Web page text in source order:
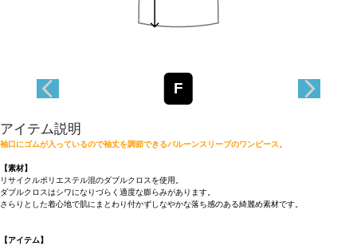
F
アイテム説明
袖口にゴムが入っているので袖丈を調節できるバルーンスリーブのワンピース。
【素材】
リサイクルポリエステル混のダブルクロスを使用。
ダブルクロスはシワになりづらく適度な膨らみがあります。
さらりとした着心地で肌にまとわり付かずしなやかな落ち感のある綺麗め素材です。
【アイテム】